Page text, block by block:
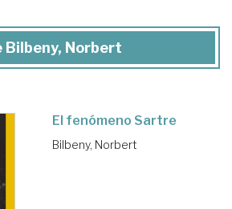
Bilbeny, Norbert
El fenómeno Sartre
Bilbeny, Norbert